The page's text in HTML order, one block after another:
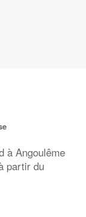
à Angoulême
partir du